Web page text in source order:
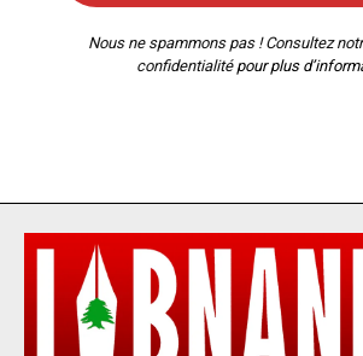
Nous ne spammons pas ! Consultez
confidentialitépour plus